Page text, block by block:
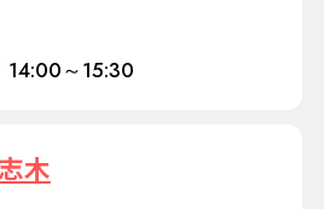
14:00～15:30
木